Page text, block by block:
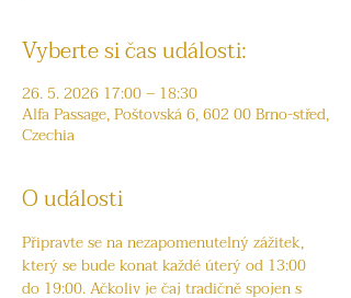
Vyberte si čas události:
26. 5. 2026 17:00 – 18:30
Alfa Passage, Poštovská 6, 602 00 Brno-střed,
Czechia
O události
Připravte se na nezapomenutelný zážitek,
který se bude konat každé úterý od 13:00
do 19:00. Ačkoliv je čaj tradičně spojen s